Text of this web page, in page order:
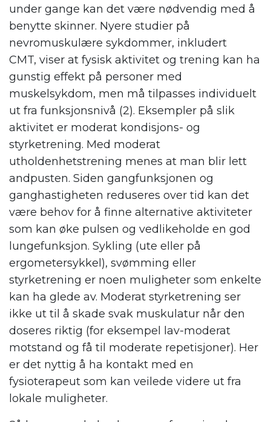
under gange kan det være nødvendig med å
benytte skinner. Nyere studier på
nevromuskulære sykdommer, inkludert
CMT, viser at fysisk aktivitet og trening kan ha
gunstig effekt på personer med
muskelsykdom, men må tilpasses individuelt
ut fra funksjonsnivå (2). Eksempler på slik
aktivitet er moderat kondisjons- og
styrketrening. Med moderat
utholdenhetstrening menes at man blir lett
andpusten. Siden gangfunksjonen og
ganghastigheten reduseres over tid kan det
være behov for å finne alternative aktiviteter
som kan øke pulsen og vedlikeholde en god
lungefunksjon. Sykling (ute eller på
ergometersykkel), svømming eller
styrketrening er noen muligheter som enkelte
kan ha glede av. Moderat styrketrening ser
ikke ut til å skade svak muskulatur når den
doseres riktig (for eksempel lav-moderat
motstand og få til moderate repetisjoner). Her
er det nyttig å ha kontakt med en
fysioterapeut som kan veilede videre ut fra
lokale muligheter.